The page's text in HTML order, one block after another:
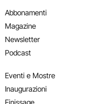
Abbonamenti
Magazine
Newsletter
Podcast
Eventi e Mostre
Inaugurazioni